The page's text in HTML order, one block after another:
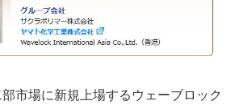
市場に新規上場するウェーブロック